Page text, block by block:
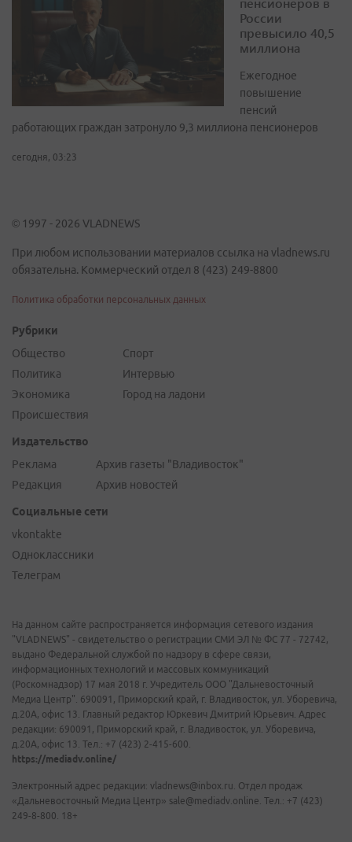
России
превысило 40,5
миллиона
Ежегодное
повышение
пенсий
работающих граждан затронуло 9,3 миллиона пенсионеров
сегодня, 03:23
© 1997 - 2026 VLADNEWS
При любом использовании материалов ссылка на vladnews.ru
обязательна. Коммерческий отдел 8 (423) 249-8800
Политика обработки персональных данных
Рубрики
Общество
Политика
Экономика
Происшествия
Спорт
Интервью
Город на ладони
Издательство
Реклама
Редакция
Архив газеты "Владивосток"
Архив новостей
Социальные сети
vkontakte
Одноклассники
Телеграм
На данном сайте распространяется информация сетевого издания
"VLADNEWS" - свидетельство о регистрации СМИ ЭЛ № ФС 77 - 72742,
выдано Федеральной службой по надзору в сфере связи,
информационных технологий и массовых коммуникаций
(Роскомнадзор) 17 мая 2018 г. Учредитель ООО "Дальневосточный
Медиа Центр". 690091, Приморский край, г. Владивосток, ул. Уборевича,
д.20А, офис 13. Главный редактор Юркевич Дмитрий Юрьевич. Адрес
редакции: 690091, Приморский край, г. Владивосток, ул. Уборевича,
д.20А, офис 13. Тел.: +7 (423) 2-415-600.
https://mediadv.online/
Электронный адрес редакции: vladnews@inbox.ru. Отдел продаж
«Дальневосточный Медиа Центр» sale@mediadv.online. Тел.: +7 (423)
249-8-800. 18+